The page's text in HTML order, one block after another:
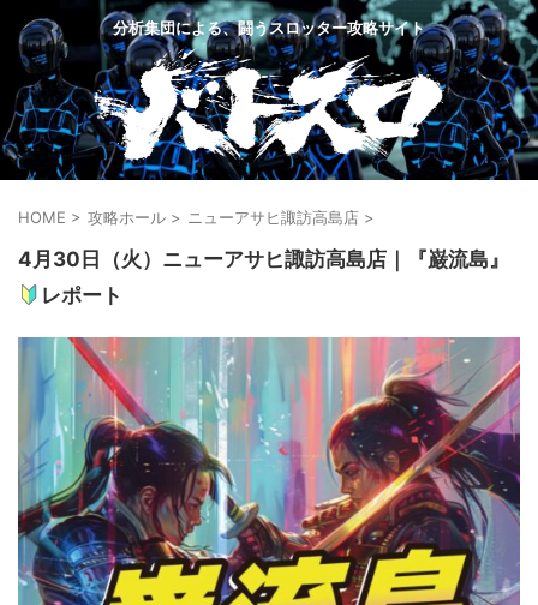
分析集団による、闘うスロッター攻略サイト
HOME > 攻略ホール > ニューアサヒ諏訪高島店 >
4月30日（火）ニューアサヒ諏訪高島店｜『巌流島』
レポート